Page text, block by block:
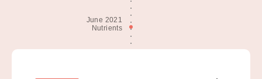
June 2021
Nutrients